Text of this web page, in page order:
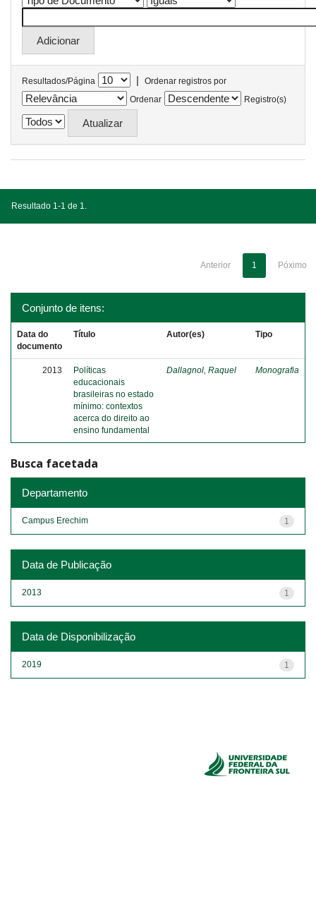
Resultados/Página |
Ordenar registros por
Ordenar
Registro(s)
Resultado 1-1 de 1.
Anterior 1 Póximo
Conjunto de itens:
Data do
documento
Título Autor(es) Tipo
2013
Políticas
educacionais
brasileiras no estado
mínimo: contextos
acerca do direito ao
ensino fundamental
Dallagnol, Raquel Monografia
Busca facetada
Departamento
1
Campus Erechim
Data de Publicação
1
2013
Data de Disponibilização
1
2019